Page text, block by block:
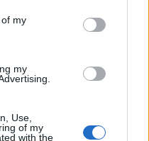
my
my
Use,
of my
with the
Queensland /
5 August 2017